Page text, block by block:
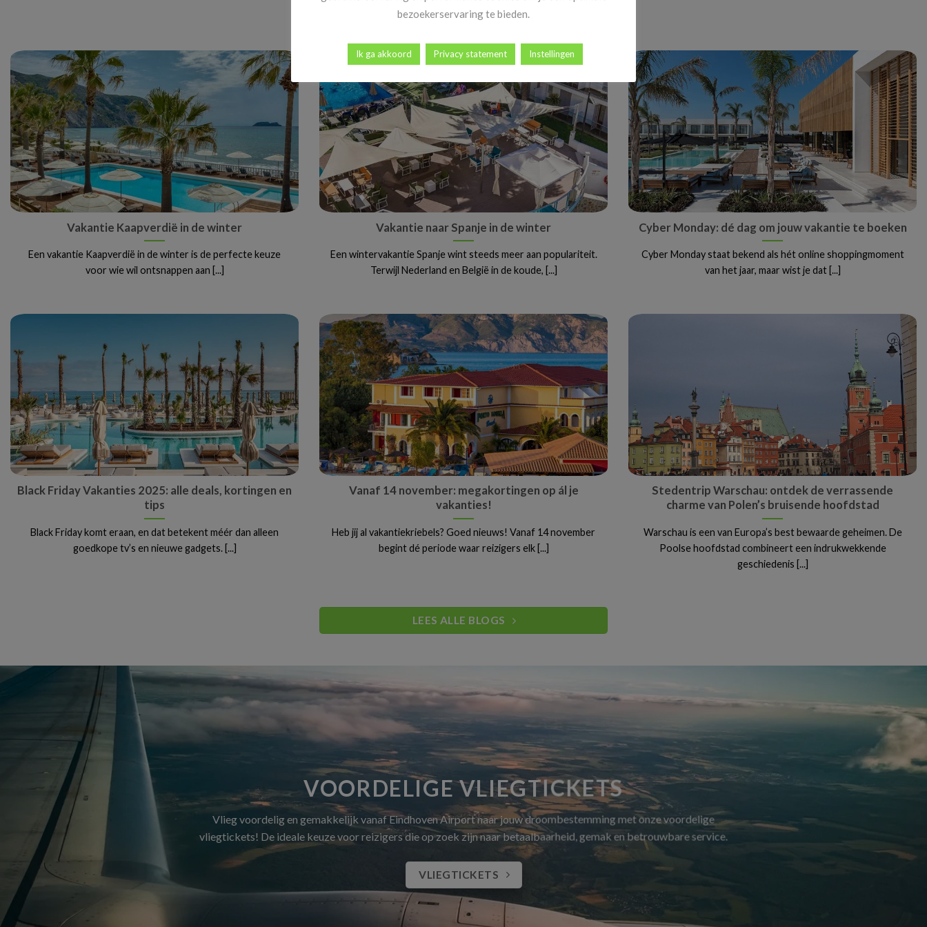
Vakantie Kaapverdië in de winter
Een vakantie Kaapverdië in de winter is de perfecte keuze
voor wie wil ontsnappen aan [...]
Vakantie naar Spanje in de winter
Een wintervakantie Spanje wint steeds meer aan populariteit.
Terwijl Nederland en België in de koude, [...]
Cyber Monday: dé dag om jouw vakantie te boeken
Cyber Monday staat bekend als hét online shoppingmoment
van het jaar, maar wist je dat [...]
Black Friday Vakanties 2025: alle deals, kortingen en
tips
Black Friday komt eraan, en dat betekent méér dan alleen
goedkope tv’s en nieuwe gadgets. [...]
Vanaf 14 november: megakortingen op ál je
vakanties!
Heb jij al vakantiekriebels? Goed nieuws! Vanaf 14 november
begint dé periode waar reizigers elk [...]
Stedentrip Warschau: ontdek de verrassende
charme van Polen’s bruisende hoofdstad
Warschau is een van Europa’s best bewaarde geheimen. De
Poolse hoofdstad combineert een indrukwekkende
geschiedenis [...]
LEES ALLE BLOGS
VOORDELIGE VLIEGTICKETS
Vlieg voordelig en gemakkelijk vanaf Eindhoven Airport naar jouw droombestemming met onze voordelige
vliegtickets! De ideale keuze voor reizigers die op zoek zijn naar betaalbaarheid, gemak en betrouwbare service.
VLIEGTICKETS
bezoekerservaring te bieden.
Ik ga akkoord Privacy statement Instellingen